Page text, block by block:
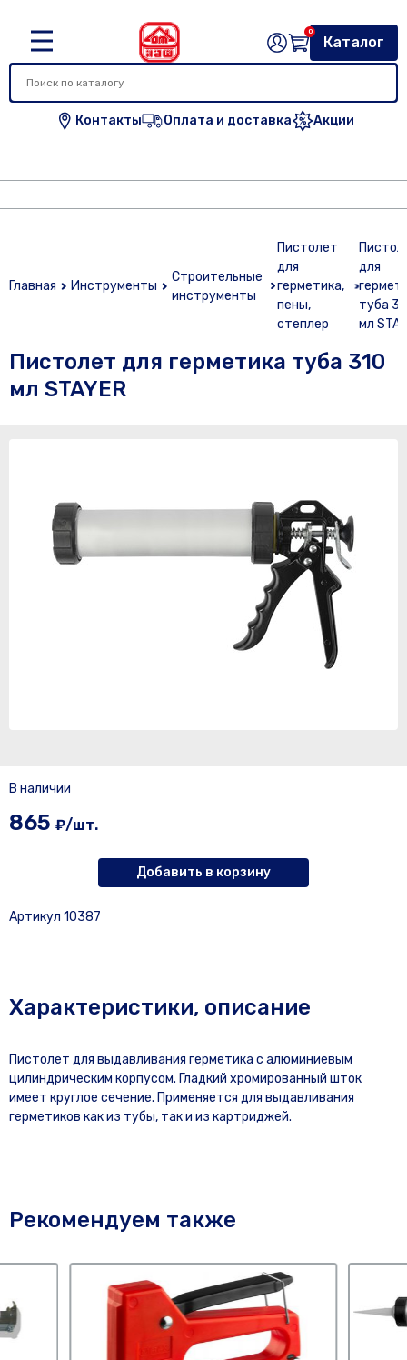
Контакты Оплата и доставка Акции
Каталог
0
Главная Инструменты
Строительные
инструменты
Пистолет
для
герметика,
пены,
степлер
для
туба
мл
Пистолет для герметика туба 310
мл STAYER
В наличии
865 ₽/шт.
Добавить в корзину
Артикул 10387
Характеристики, описание
Пистолет для выдавливания герметика с алюминиевым
цилиндрическим корпусом. Гладкий хромированный шток
имеет круглое сечение. Применяется для выдавливания
герметиков как из тубы, так и из картриджей.
Рекомендуем также